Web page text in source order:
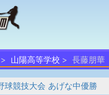
山陽高等学校 長藤朋華
球競技大会 あげな中優勝